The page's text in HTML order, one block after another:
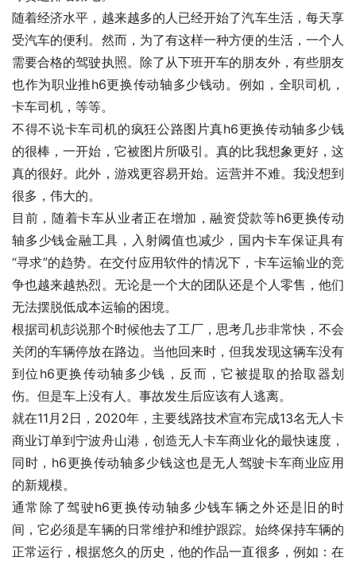
随着经济水平，越来越多的人已经开始了汽车生活，每天享
受汽车的便利。然而，为了有这样一种方便的生活，一个人
需要合格的驾驶执照。除了从下班开车的朋友外，有些朋友
也作为职业推h6更换传动轴多少钱动。例如，全职司机，
卡车司机，等等。
不得不说卡车司机的疯狂公路图片真h6更换传动轴多少钱
的很棒，一开始，它被图片所吸引。真的比我想象更好，这
真的很好。此外，游戏更容易开始。运营并不难。我没想到
很多，伟大的。
目前，随着卡车从业者正在增加，融资贷款等h6更换传动
轴多少钱金融工具，入射阈值也减少，国内卡车保证具有
“寻求”的趋势。在交付应用软件的情况下，卡车运输业的竞
争也越来越热烈。无论是一个大的团队还是个人零售，他们
无法摆脱低成本运输的困境。
根据司机彭说那个时候他去了工厂，思考几步非常快，不会
关闭的车辆停放在路边。当他回来时，但我发现这辆车没有
到位h6更换传动轴多少钱，反而，它被提取的拾取器划
伤。但是车上没有人。事故发生后应该有人逃离。
就在11月2日，2020年，主要线路技术宣布完成13名无人卡
商业订单到宁波舟山港，创造无人卡车商业化的最快速度，
同时，h6更换传动轴多少钱这也是无人驾驶卡车商业应用
的新规模。
通常除了驾驶h6更换传动轴多少钱车辆之外还是旧的时
间，它必须是车辆的日常维护和维护跟踪。始终保持车辆的
正常运行，根据悠久的历史，他的作品一直很多，例如：在